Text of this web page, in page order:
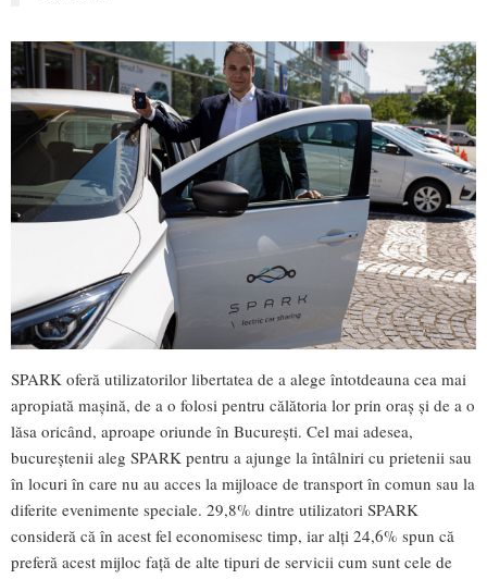
SPARK oferă utilizatorilor libertatea de a alege întotdeauna cea mai
apropiată mașină, de a o folosi pentru călătoria lor prin oraș și de a o
lăsa oricând, aproape oriunde în București. Cel mai adesea,
bucureștenii aleg SPARK pentru a ajunge la întâlniri cu prietenii sau
în locuri în care nu au acces la mijloace de transport în comun sau la
diferite evenimente speciale. 29,8% dintre utilizatori SPARK
consideră că în acest fel economisesc timp, iar alți 24,6% spun că
preferă acest mijloc față de alte tipuri de servicii cum sunt cele de